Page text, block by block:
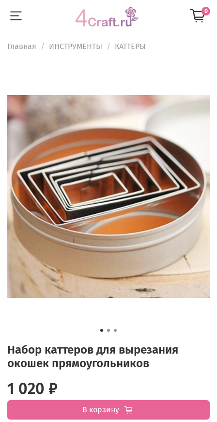
0
Главная ИНСТРУМЕНТЫ КАТТЕРЫ
Набор каттеров для вырезания
окошек прямоугольников
1 020 ₽
В корзину